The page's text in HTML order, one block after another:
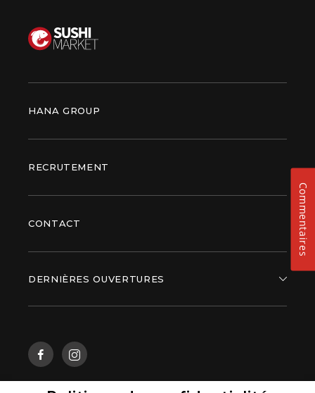
HANA GROUP
RECRUTEMENT
CONTACT
DERNIÈRES OUVERTURES
Commentaires